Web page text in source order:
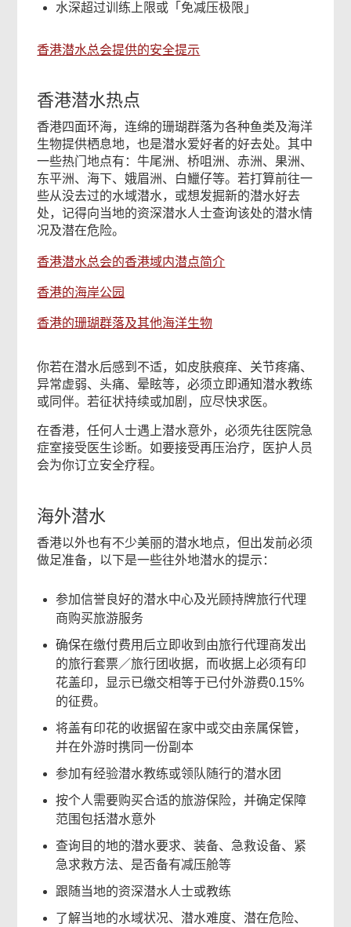
水深超过训练上限或「免减压极限」
香港潜水总会提供的安全提示
香港潜水热点
香港四面环海，连绵的珊瑚群落为各种鱼类及海洋
生物提供栖息地，也是潜水爱好者的好去处。其中
一些热门地点有：牛尾洲、桥咀洲、赤洲、果洲、
东平洲、海下、娥眉洲、白鱲仔等。若打算前往一
些从没去过的水域潜水，或想发掘新的潜水好去
处，记得向当地的资深潜水人士查询该处的潜水情
况及潜在危险。
香港潜水总会的香港域内潜点简介
香港的海岸公园
香港的珊瑚群落及其他海洋生物
你若在潜水后感到不适，如皮肤痕痒、关节疼痛、
异常虚弱、头痛、晕眩等，必须立即通知潜水教练
或同伴。若征状持续或加剧，应尽快求医。
在香港，任何人士遇上潜水意外，必须先往医院急
症室接受医生诊断。如要接受再压治疗，医护人员
会为你订立安全疗程。
海外潜水
香港以外也有不少美丽的潜水地点，但出发前必须
做足准备，以下是一些往外地潜水的提示：
参加信誉良好的潜水中心及光顾持牌旅行代理
商购买旅游服务
确保在缴付费用后立即收到由旅行代理商发出
的旅行套票／旅行团收据，而收据上必须有印
花盖印，显示已缴交相等于已付外游费0.15%
的征费。
将盖有印花的收据留在家中或交由亲属保管，
并在外游时携同一份副本
参加有经验潜水教练或领队随行的潜水团
按个人需要购买合适的旅游保险，并确定保障
范围包括潜水意外
查询目的地的潜水要求、装备、急救设备、紧
急求救方法、是否备有减压舱等
跟随当地的资深潜水人士或教练
了解当地的水域状况、潜水难度、潜在危险、